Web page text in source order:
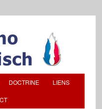
DOCTRINE LIENS